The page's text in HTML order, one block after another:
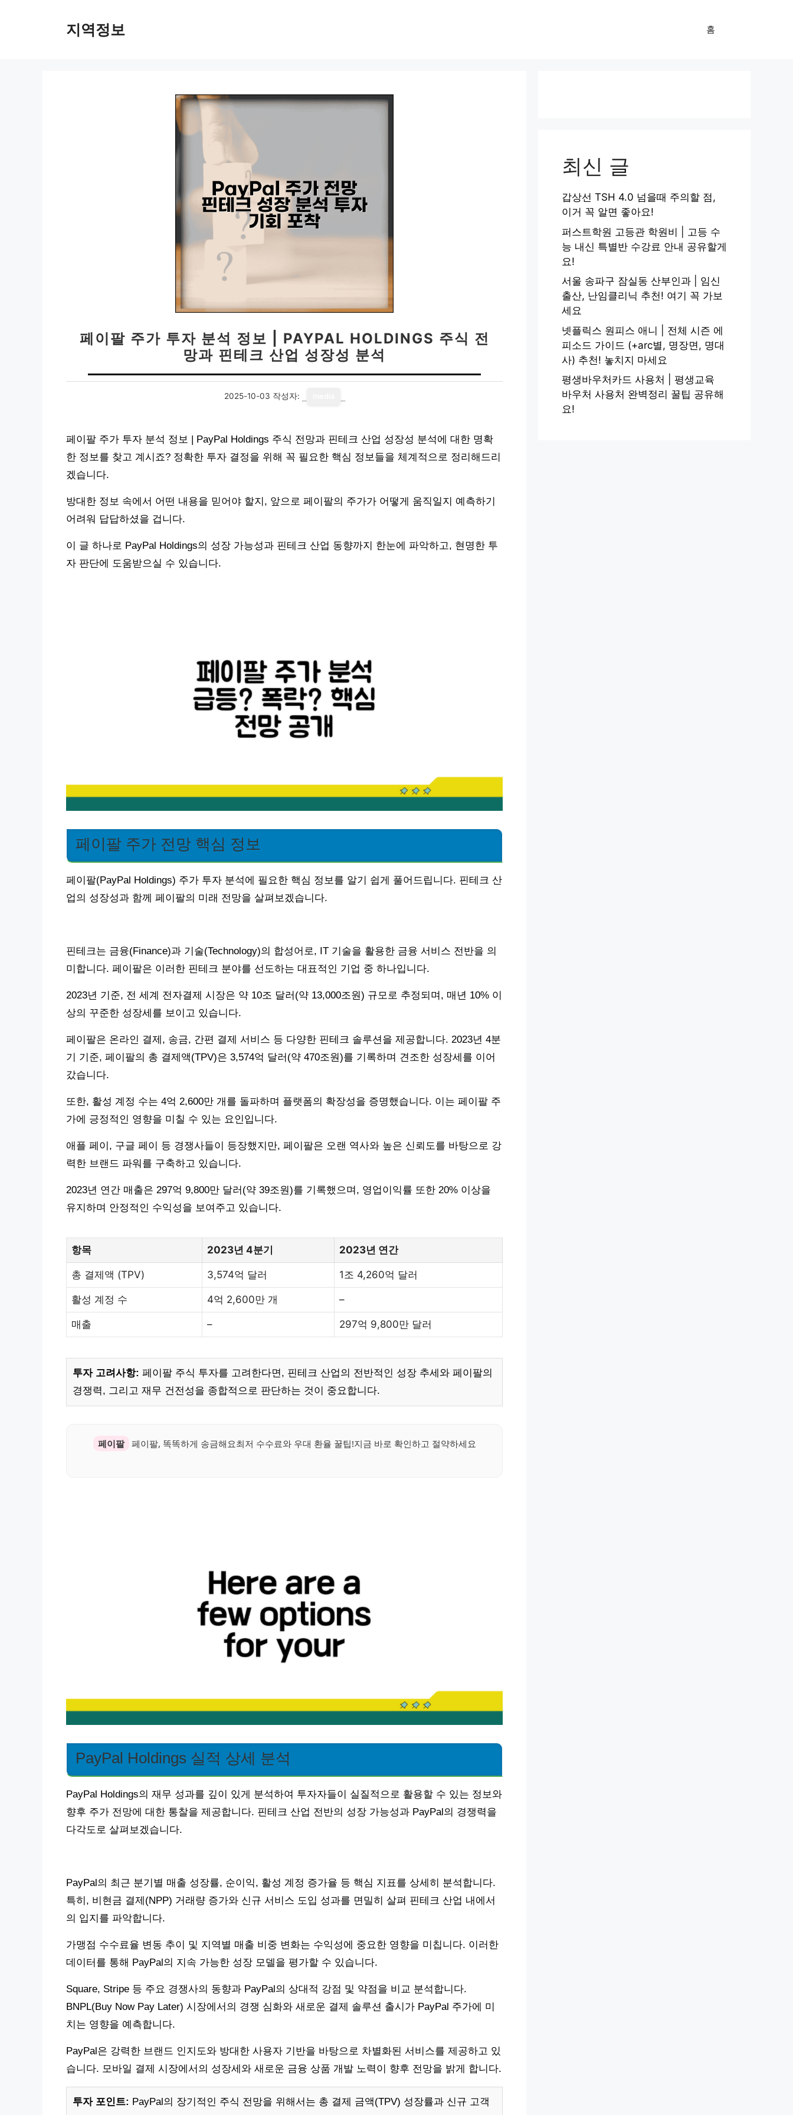
지역정보 홈
페이팔 주가 투자 분석 정보 | PAYPAL HOLDINGS 주식 전
망과 핀테크 산업 성장성 분석
2025-10-03 작성자:
페이팔 주가 투자 분석 정보 | PayPal Holdings 주식 전망과 핀테크 산업 성장성 분석에 대한 명확
한 정보를 찾고 계시죠? 정확한 투자 결정을 위해 꼭 필요한 핵심 정보들을 체계적으로 정리해드리
겠습니다.
방대한 정보 속에서 어떤 내용을 믿어야 할지, 앞으로 페이팔의 주가가 어떻게 움직일지 예측하기
어려워 답답하셨을 겁니다.
이 글 하나로 PayPal Holdings의 성장 가능성과 핀테크 산업 동향까지 한눈에 파악하고, 현명한 투
자 판단에 도움받으실 수 있습니다.
페이팔 주가 전망 핵심 정보
페이팔(PayPal Holdings) 주가 투자 분석에 필요한 핵심 정보를 알기 쉽게 풀어드립니다. 핀테크 산
업의 성장성과 함께 페이팔의 미래 전망을 살펴보겠습니다.
핀테크는 금융(Finance)과 기술(Technology)의 합성어로, IT 기술을 활용한 금융 서비스 전반을 의
미합니다. 페이팔은 이러한 핀테크 분야를 선도하는 대표적인 기업 중 하나입니다.
2023년 기준, 전 세계 전자결제 시장은 약 10조 달러(약 13,000조원) 규모로 추정되며, 매년 10% 이
상의 꾸준한 성장세를 보이고 있습니다.
페이팔은 온라인 결제, 송금, 간편 결제 서비스 등 다양한 핀테크 솔루션을 제공합니다. 2023년 4분
기 기준, 페이팔의 총 결제액(TPV)은 3,574억 달러(약 470조원)를 기록하며 견조한 성장세를 이어
갔습니다.
또한, 활성 계정 수는 4억 2,600만 개를 돌파하며 플랫폼의 확장성을 증명했습니다. 이는 페이팔 주
가에 긍정적인 영향을 미칠 수 있는 요인입니다.
애플 페이, 구글 페이 등 경쟁사들이 등장했지만, 페이팔은 오랜 역사와 높은 신뢰도를 바탕으로 강
력한 브랜드 파워를 구축하고 있습니다.
2023년 연간 매출은 297억 9,800만 달러(약 39조원)를 기록했으며, 영업이익률 또한 20% 이상을
유지하며 안정적인 수익성을 보여주고 있습니다.
항목 2023년 4분기 2023년 연간
총 결제액 (TPV) 3,574억 달러 1조 4,260억 달러
활성 계정 수 4억 2,600만 개 –
매출 – 297억 9,800만 달러
투자 고려사항: 페이팔 주식 투자를 고려한다면, 핀테크 산업의 전반적인 성장 추세와 페이팔의
경쟁력, 그리고 재무 건전성을 종합적으로 판단하는 것이 중요합니다.
페이팔 페이팔, 똑똑하게 송금해요최저 수수료와 우대 환율 꿀팁!지금 바로 확인하고 절약하세요
PayPal Holdings 실적 상세 분석
PayPal Holdings의 재무 성과를 깊이 있게 분석하여 투자자들이 실질적으로 활용할 수 있는 정보와
향후 주가 전망에 대한 통찰을 제공합니다. 핀테크 산업 전반의 성장 가능성과 PayPal의 경쟁력을
다각도로 살펴보겠습니다.
PayPal의 최근 분기별 매출 성장률, 순이익, 활성 계정 증가율 등 핵심 지표를 상세히 분석합니다.
특히, 비현금 결제(NPP) 거래량 증가와 신규 서비스 도입 성과를 면밀히 살펴 핀테크 산업 내에서
의 입지를 파악합니다.
가맹점 수수료율 변동 추이 및 지역별 매출 비중 변화는 수익성에 중요한 영향을 미칩니다. 이러한
데이터를 통해 PayPal의 지속 가능한 성장 모델을 평가할 수 있습니다.
Square, Stripe 등 주요 경쟁사의 동향과 PayPal의 상대적 강점 및 약점을 비교 분석합니다.
BNPL(Buy Now Pay Later) 시장에서의 경쟁 심화와 새로운 결제 솔루션 출시가 PayPal 주가에 미
치는 영향을 예측합니다.
PayPal은 강력한 브랜드 인지도와 방대한 사용자 기반을 바탕으로 차별화된 서비스를 제공하고 있
습니다. 모바일 결제 시장에서의 성장세와 새로운 금융 상품 개발 노력이 향후 전망을 밝게 합니다.
투자 포인트: PayPal의 장기적인 주식 전망을 위해서는 총 결제 금액(TPV) 성장률과 신규 고객
최신 글
갑상선 TSH 4.0 넘을때 주의할 점,
이거 꼭 알면 좋아요!
퍼스트학원 고등관 학원비 | 고등 수
능 내신 특별반 수강료 안내 공유할게
요!
서울 송파구 잠실동 산부인과 | 임신
출산, 난임클리닉 추천! 여기 꼭 가보
세요
넷플릭스 원피스 애니 | 전체 시즌 에
피소드 가이드 (+arc별, 명장면, 명대
사) 추천! 놓치지 마세요
평생바우처카드 사용처 | 평생교육
바우처 사용처 완벽정리 꿀팁 공유해
요!